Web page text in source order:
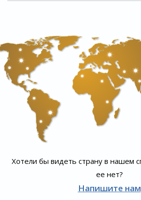
Хотели бы видеть страну в нашем
ее нет?
Напишите нам